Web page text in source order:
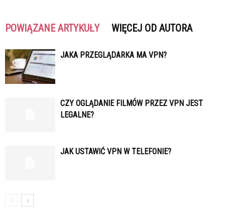
POWIĄZANE ARTYKUŁY WIĘCEJ OD AUTORA
JAKA PRZEGLĄDARKA MA VPN?
CZY OGLĄDANIE FILMÓW PRZEZ VPN JEST
LEGALNE?
JAK USTAWIĆ VPN W TELEFONIE?